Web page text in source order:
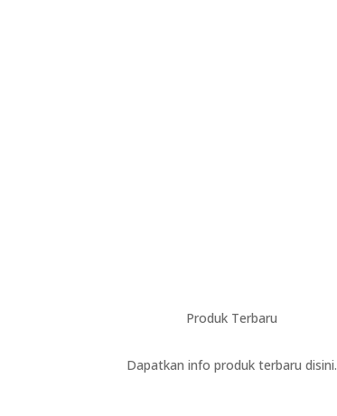
Produk Terbaru
Dapatkan info produk terbaru disini.